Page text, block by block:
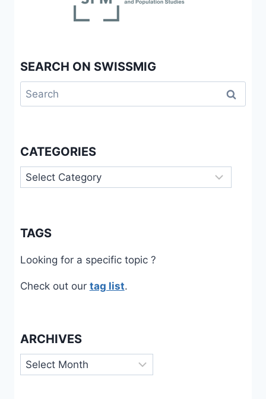
SEARCH ON SWISSMIG
Search
for:
CATEGORIES
Categories
TAGS
Looking for a specific topic ?
Check out our tag list.
ARCHIVES
Archives